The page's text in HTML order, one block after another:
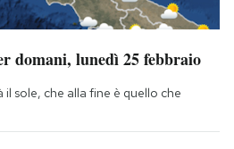
domani, lunedì 25 febbraio
sole, che alla fine è quello che